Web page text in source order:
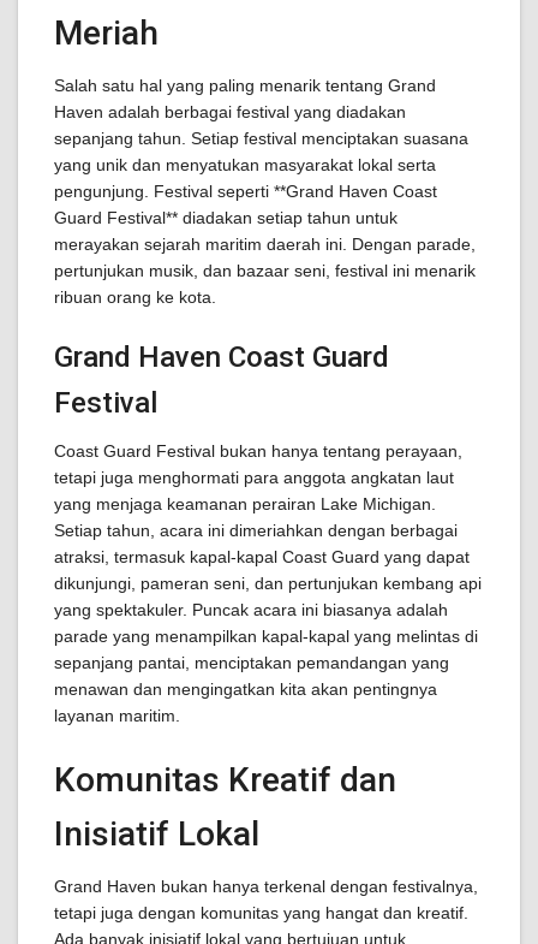
Meriah
Salah satu hal yang paling menarik tentang Grand
Haven adalah berbagai festival yang diadakan
sepanjang tahun. Setiap festival menciptakan suasana
yang unik dan menyatukan masyarakat lokal serta
pengunjung. Festival seperti **Grand Haven Coast
Guard Festival** diadakan setiap tahun untuk
merayakan sejarah maritim daerah ini. Dengan parade,
pertunjukan musik, dan bazaar seni, festival ini menarik
ribuan orang ke kota.
Grand Haven Coast Guard
Festival
Coast Guard Festival bukan hanya tentang perayaan,
tetapi juga menghormati para anggota angkatan laut
yang menjaga keamanan perairan Lake Michigan.
Setiap tahun, acara ini dimeriahkan dengan berbagai
atraksi, termasuk kapal-kapal Coast Guard yang dapat
dikunjungi, pameran seni, dan pertunjukan kembang api
yang spektakuler. Puncak acara ini biasanya adalah
parade yang menampilkan kapal-kapal yang melintas di
sepanjang pantai, menciptakan pemandangan yang
menawan dan mengingatkan kita akan pentingnya
layanan maritim.
Komunitas Kreatif dan
Inisiatif Lokal
Grand Haven bukan hanya terkenal dengan festivalnya,
tetapi juga dengan komunitas yang hangat dan kreatif.
Ada banyak inisiatif lokal yang bertujuan untuk